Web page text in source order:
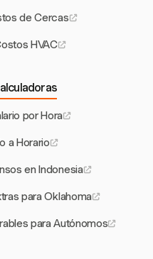
de Cercas
HVAC
por Hora
a Horario
en Indonesia
para Oklahoma
para Autónomos